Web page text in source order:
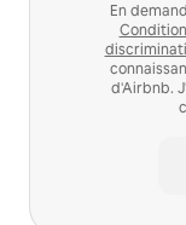
En
d'Airbnb.